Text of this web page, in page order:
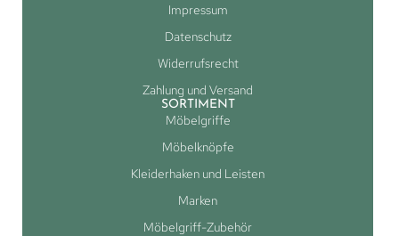
Impressum
Datenschutz
Widerrufsrecht
Zahlung und Versand
SORTIMENT
Möbelgriffe
Möbelknöpfe
Kleiderhaken und Leisten
Marken
Möbelgriff-Zubehör